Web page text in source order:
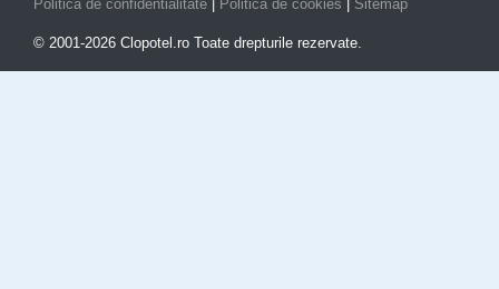
Politica de confidentialitate
Politica de cookies Sitemap
© 2001-2026 Clopotel.ro Toate drepturile rezervate.